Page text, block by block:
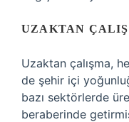
UZAKTAN
Uzaktan çalışma,
de şehir içi
bazı sektörlerde
beraberinde